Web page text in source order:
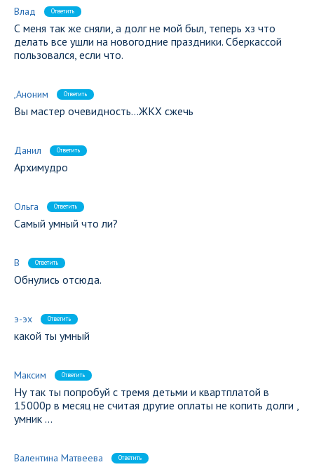
Влад Ответить
С меня так же сняли, а долг не мой был, теперь хз что
делать все ушли на новогодние праздники. Сберкассой
пользовался, если что.
,Аноним Ответить
Вы мастер очевидность…ЖКХ сжечь
Данил Ответить
Архимудро
Ольга Ответить
Самый умный что ли?
В Ответить
Обнулись отсюда.
э-эх Ответить
какой ты умный
Максим Ответить
Ну так ты попробуй с тремя детьми и квартплатой в
15000р в месяц не считая другие оплаты не копить долги ,
умник …
Валентина Матвеева Ответить